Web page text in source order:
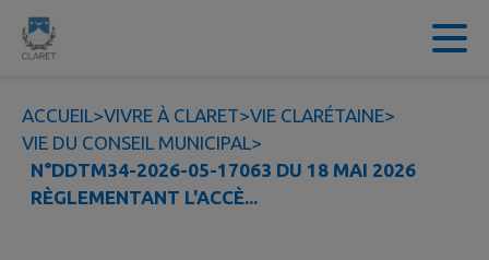
Contenu
ACCUEIL>VIVRE À CLARET>VIE CLARÉTAINE>
VIE DU CONSEIL MUNICIPAL>
N°DDTM34-2026-05-17063 DU 18 MAI 2026
RÈGLEMENTANT L'ACCÈ...